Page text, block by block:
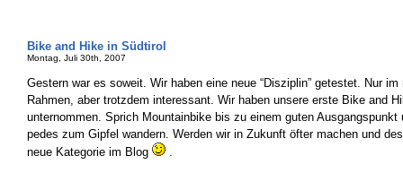
Bike and Hike in Südtirol
Montag, Juli 30th, 2007
Gestern war es soweit. Wir haben eine neue “Disziplin” getestet. Nur
Rahmen, aber trotzdem interessant. Wir haben unsere erste Bike and
unternommen. Sprich Mountainbike bis zu einem guten Ausgangspunkt
pedes zum Gipfel wandern. Werden wir in Zukunft öfter machen und
neue Kategorie im Blog
.